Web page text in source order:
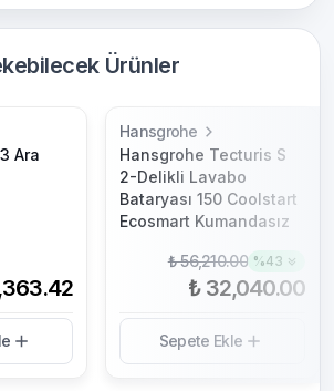
Ürünler
Ara
Hansgrohe
Hansgrohe Tecturis S
2-Delikli Lavabo
Bataryası 150 Coolstart
Ecosmart Kumandasız
₺ 56,210.00 %43
₺ 32,040.00
Sepete Ekle